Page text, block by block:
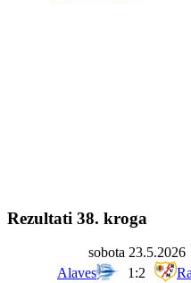
Rezultati 38. kroga
sobota 23.5.2026
Alaves
1:2